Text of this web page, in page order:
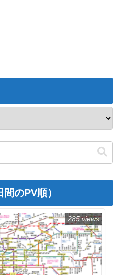
のPV順）
285 views